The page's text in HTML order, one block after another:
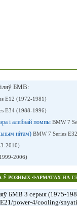
БМВ:
E12 (1972-1981)
E34 (1988-1996)
і алейнай помпы BMW 7
нітам) BMW 7 Series
2010)
2006)
Ў РОЗНЫХ ФАРМАТАХ НА